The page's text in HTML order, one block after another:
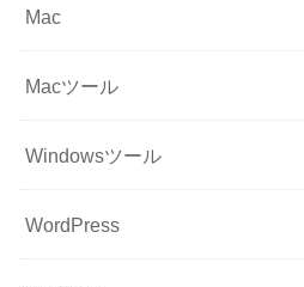
Mac
Macツール
Windowsツール
WordPress